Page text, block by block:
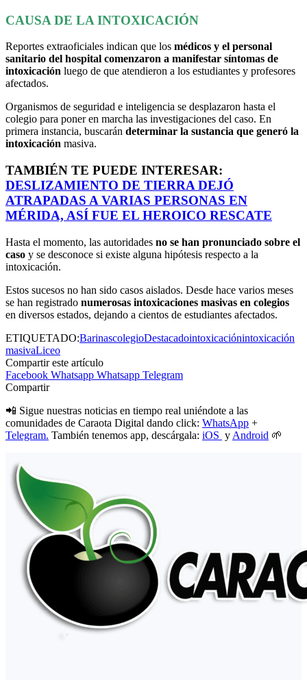
CAUSA DE LA INTOXICACIÓN
Reportes extraoficiales indican que los médicos y el personal
sanitario del hospital comenzaron a manifestar síntomas de
intoxicación luego de que atendieron a los estudiantes y profesores
afectados.
Organismos de seguridad e inteligencia se desplazaron hasta el
colegio para poner en marcha las investigaciones del caso. En
primera instancia, buscarán determinar la sustancia que generó la
intoxicación masiva.
TAMBIÉN TE PUEDE INTERESAR:
DESLIZAMIENTO DE TIERRA DEJÓ
ATRAPADAS A VARIAS PERSONAS EN
MÉRIDA, ASÍ FUE EL HEROICO RESCATE
Hasta el momento, las autoridades no se han pronunciado sobre el
caso y se desconoce si existe alguna hipótesis respecto a la
intoxicación.
Estos sucesos no han sido casos aislados. Desde hace varios meses
se han registrado numerosas intoxicaciones masivas en colegios
en diversos estados, dejando a cientos de estudiantes afectados.
ETIQUETADO:BarinascolegioDestacadointoxicaciónintoxicación
masivaLiceo
Compartir este artículo
Facebook Whatsapp Whatsapp Telegram
Compartir
📲 Sigue nuestras noticias en tiempo real uniéndote a las
comunidades de Caraota Digital dando click: WhatsApp +
Telegram. También tenemos app, descárgala: iOS y Android 🌱